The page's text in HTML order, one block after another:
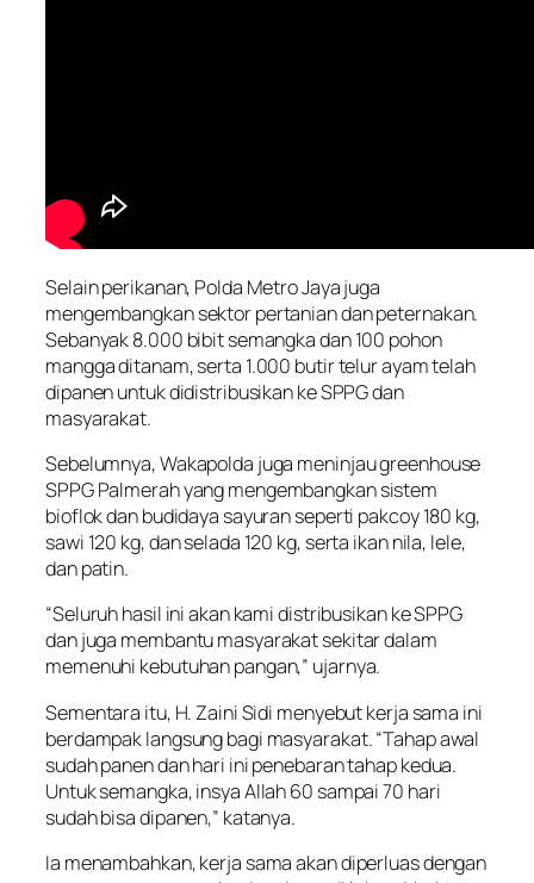
Selain perikanan, Polda Metro Jaya juga
mengembangkan sektor pertanian dan peternakan.
Sebanyak 8.000 bibit semangka dan 100 pohon
mangga ditanam, serta 1.000 butir telur ayam telah
dipanen untuk didistribusikan ke SPPG dan
masyarakat.
Sebelumnya, Wakapolda juga meninjau greenhouse
SPPG Palmerah yang mengembangkan sistem
bioflok dan budidaya sayuran seperti pakcoy 180 kg,
sawi 120 kg, dan selada 120 kg, serta ikan nila, lele,
dan patin.
“Seluruh hasil ini akan kami distribusikan ke SPPG
dan juga membantu masyarakat sekitar dalam
memenuhi kebutuhan pangan,” ujarnya.
Sementara itu, H. Zaini Sidi menyebut kerja sama ini
berdampak langsung bagi masyarakat. “Tahap awal
sudah panen dan hari ini penebaran tahap kedua.
Untuk semangka, insya Allah 60 sampai 70 hari
sudah bisa dipanen,” katanya.
Ia menambahkan, kerja sama akan diperluas dengan